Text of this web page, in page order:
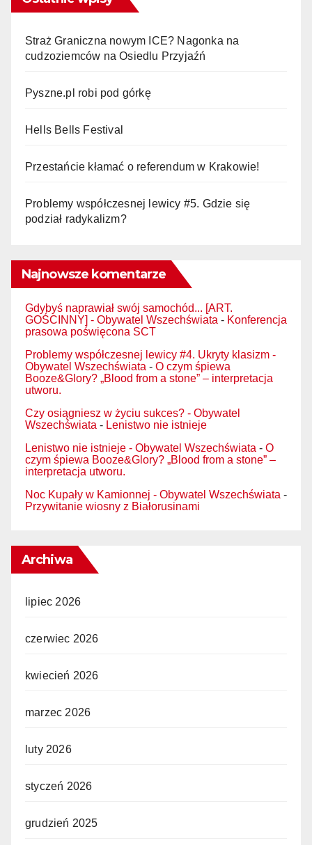
Straż Graniczna nowym ICE? Nagonka na
cudzoziemców na Osiedlu Przyjaźń
Pyszne.pl robi pod górkę
Hells Bells Festival
Przestańcie kłamać o referendum w Krakowie!
Problemy współczesnej lewicy #5. Gdzie się
podział radykalizm?
Najnowsze komentarze
Gdybyś naprawiał swój samochód... [ART.
GOŚCINNY] - Obywatel Wszechświata - Konferencja
prasowa poświęcona SCT
Problemy współczesnej lewicy #4. Ukryty klasizm -
Obywatel Wszechświata - O czym śpiewa
Booze&Glory? „Blood from a stone” – interpretacja
utworu.
Czy osiągniesz w życiu sukces? - Obywatel
Wszechświata - Lenistwo nie istnieje
Lenistwo nie istnieje - Obywatel Wszechświata - O
czym śpiewa Booze&Glory? „Blood from a stone” –
interpretacja utworu.
Noc Kupały w Kamionnej - Obywatel Wszechświata -
Przywitanie wiosny z Białorusinami
Archiwa
lipiec 2026
czerwiec 2026
kwiecień 2026
marzec 2026
luty 2026
styczeń 2026
grudzień 2025